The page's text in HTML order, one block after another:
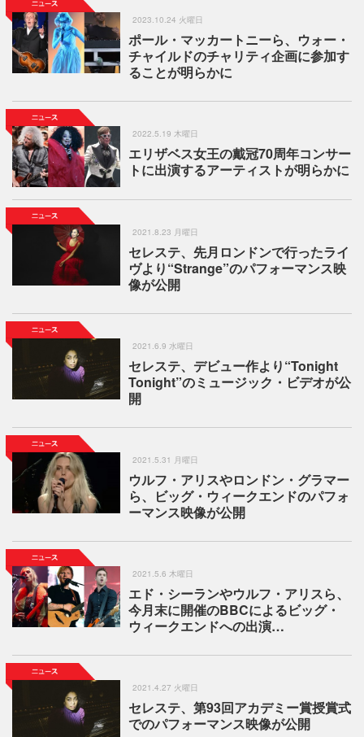
2023.10.24 火曜日
ポール・マッカートニーら、ウォー・
チャイルドのチャリティ企画に参加す
ることが明らかに
2022.5.19 木曜日
エリザベス女王の戴冠70周年コンサー
トに出演するアーティストが明らかに
2021.8.23 月曜日
セレステ、先月ロンドンで行ったライ
ヴより“Strange”のパフォーマンス映
像が公開
2021.6.9 水曜日
セレステ、デビュー作より“Tonight
Tonight”のミュージック・ビデオが公
開
2021.5.31 月曜日
ウルフ・アリスやロンドン・グラマー
ら、ビッグ・ウィークエンドのパフォ
ーマンス映像が公開
2021.5.6 木曜日
エド・シーランやウルフ・アリスら、
今月末に開催のBBCによるビッグ・
ウィークエンドへの出演…
2021.4.27 火曜日
セレステ、第93回アカデミー賞授賞式
でのパフォーマンス映像が公開